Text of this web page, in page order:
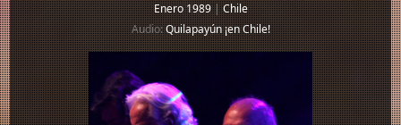
Enero 1989|Chile
Audio:Quilapayún ¡en Chile!